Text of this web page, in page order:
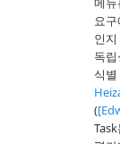
요
인
독
식
(